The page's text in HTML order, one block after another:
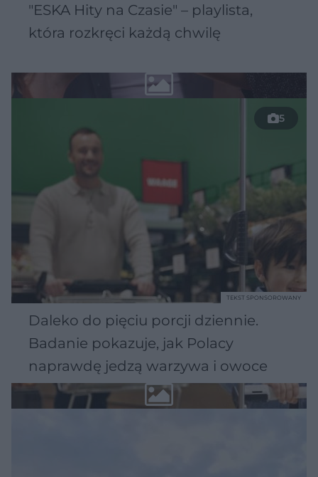
"ESKA Hity na Czasie" – playlista,
która rozkręci każdą chwilę
5
Daleko do pięciu porcji dziennie.
Badanie pokazuje, jak Polacy
naprawdę jedzą warzywa i owoce
TEKST SPONSOROWANY